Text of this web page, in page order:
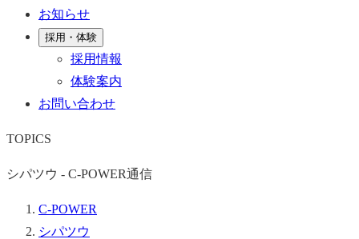
お知らせ
採用・体験
採用情報
体験案内
お問い合わせ
TOPICS
シパツウ - C-POWER通信
C-POWER
シパツウ